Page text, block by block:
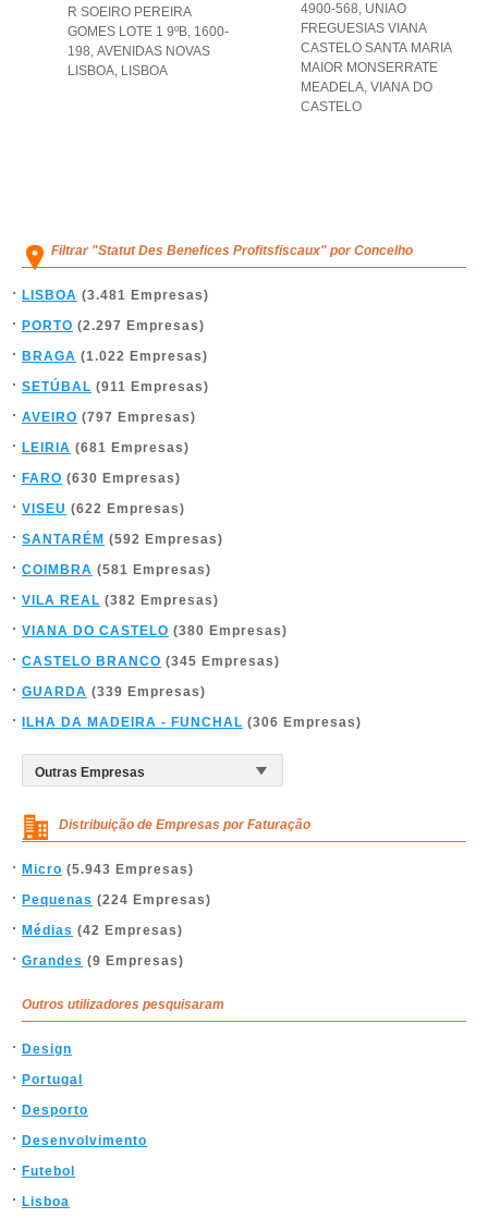
R SOEIRO PEREIRA
GOMES LOTE 1 9ºB, 1600-
198, AVENIDAS NOVAS
LISBOA, LISBOA
4900-568, UNIAO
FREGUESIAS VIANA
CASTELO SANTA MARIA
MAIOR MONSERRATE
MEADELA, VIANA DO
CASTELO
Filtrar "Statut Des Benefices Profitsfiscaux" por Concelho
LISBOA (3.481 Empresas)
PORTO (2.297 Empresas)
BRAGA (1.022 Empresas)
SETÚBAL (911 Empresas)
AVEIRO (797 Empresas)
LEIRIA (681 Empresas)
FARO (630 Empresas)
VISEU (622 Empresas)
SANTARÉM (592 Empresas)
COIMBRA (581 Empresas)
VILA REAL (382 Empresas)
VIANA DO CASTELO (380 Empresas)
CASTELO BRANCO (345 Empresas)
GUARDA (339 Empresas)
ILHA DA MADEIRA - FUNCHAL (306 Empresas)
Distribuição de Empresas por Faturação
Micro (5.943 Empresas)
Pequenas (224 Empresas)
Médias (42 Empresas)
Grandes (9 Empresas)
Outros utilizadores pesquisaram
Design
Portugal
Desporto
Desenvolvimento
Futebol
Lisboa